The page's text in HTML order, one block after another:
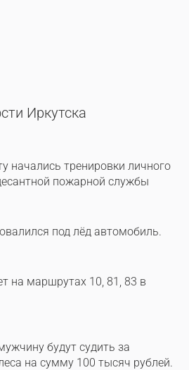
Иркутска
начались тренировки личного
пожарной службы
под лёд автомобиль.
на маршрутах 10, 81, 83 в
будут судить за
на сумму 100 тысяч рублей.